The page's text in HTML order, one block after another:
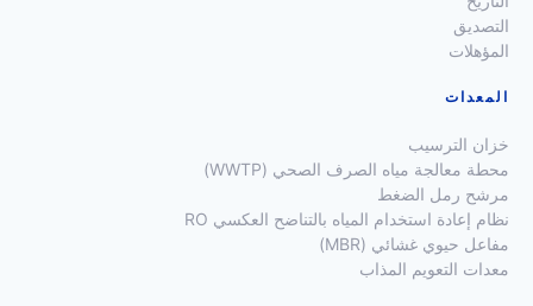
التصديق
المؤهلات
المعدات
خزان الترسيب
محطة معالجة مياه الصرف الصحي (WWTP)
مرشح رمل الضغط
نظام إعادة استخدام المياه بالتناضح العكسي RO
مفاعل حيوي غشائي (MBR)
معدات التعويم المذاب